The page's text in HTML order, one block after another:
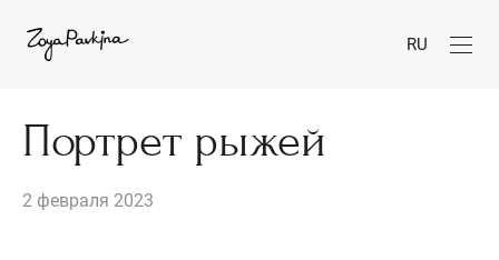
RU
Портрет рыжей
2 февраля 2023